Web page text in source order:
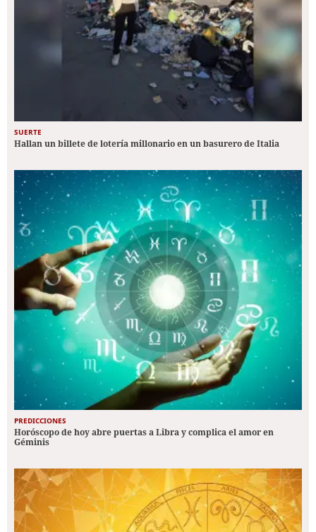
SUERTE
Hallan un billete de lotería millonario en un basurero de Italia
PREDICCIONES
Horóscopo de hoy abre puertas a Libra y complica el amor en
Géminis